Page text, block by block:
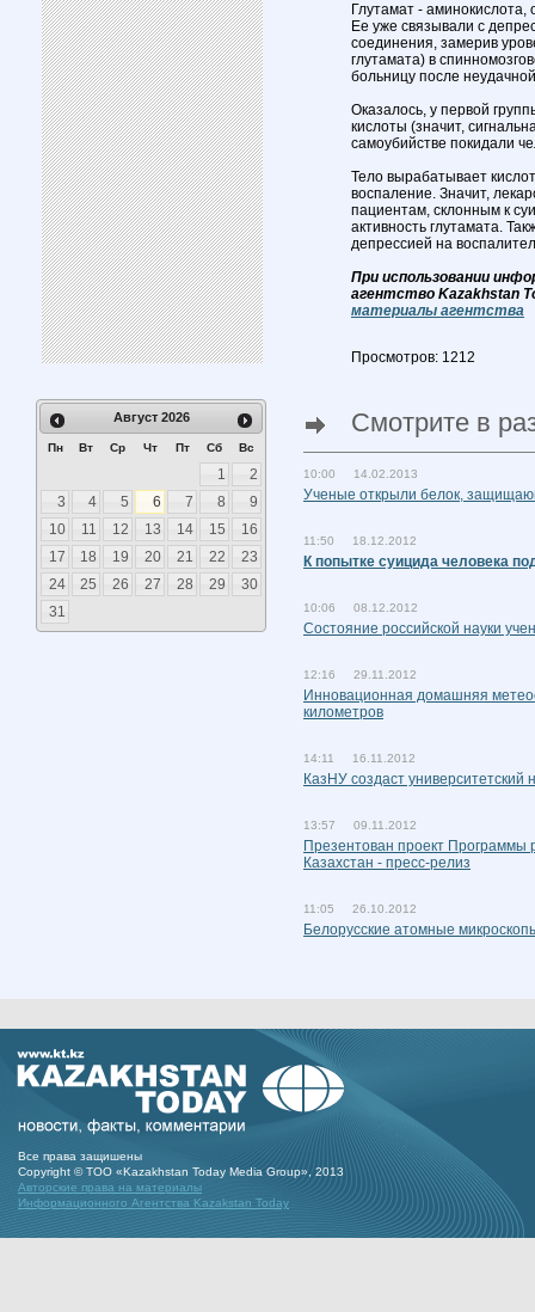
Август 2026
Пн Вт Ср Чт Пт Сб Вс
1
2
3
4 5 6 7 8
9
10
11 12 13 14 15
16
17
18 19 20 21 22
23
24
25 26 27 28 29
30
31
Глутамат -
Ее уже связывали с
соединения, замерив
глутамата) в
больницу после
Оказалось, у первой
кислоты (значит,
самоубийстве покидали
Тело вырабатывает
воспаление. Значит,
пациентам, склонным к
активность глутамата.
депрессией на
При использовании
агентство Kazakhstan
материалы агентства
Просмотров: 1212
Смотрите в
10:00 14.02.2013
Ученые открыли белок,
11:50 18.12.2012
К попытке суицида человека
10:06 08.12.2012
Состояние российской науки
12:16 29.11.2012
Инновационная домашняя
километров
14:11 16.11.2012
КазНУ создаст университетский
13:57 09.11.2012
Презентован проект Программы
Казахстан - пресс-релиз
11:05 26.10.2012
Белорусские атомные
Все права защишены
Copyright © ТОО «Kazakhstan Today Media Group», 2013
Авторские права на материалы
Информационного Агентства Kazakstan Today